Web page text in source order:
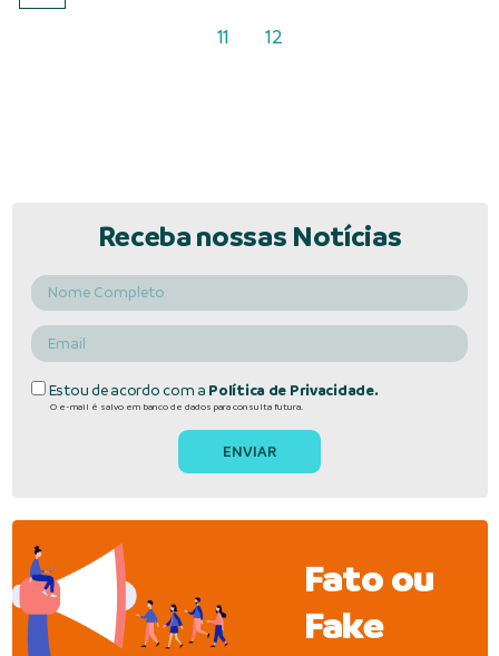
11 12
Receba nossas Notícias
Estou de acordo com a Política de Privacidade.
O e-mail é salvo em banco de dados para consulta futura.
Fato ou
Fake